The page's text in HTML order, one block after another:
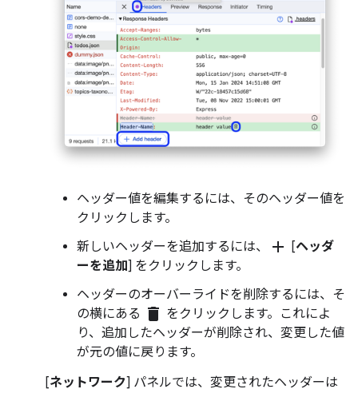
ヘッダー値を編集するには、そのヘッダー値を
クリックします。
新しいヘッダーを追加するには、
add [ヘッダ
ーを追加] をクリックします。
ヘッダーのオーバーライドを削除するには、そ
の横にある delete をクリックします。これによ
り、追加したヘッダーが削除され、変更した値
が元の値に戻ります。
[ネットワーク] パネルでは、変更されたヘッダーは